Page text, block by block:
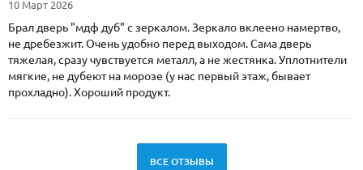
10 Март 2026
Брал дверь "мдф дуб" с зеркалом. Зеркало вклеено намертво,
не дребезжит. Очень удобно перед выходом. Сама дверь
тяжелая, сразу чувствуется металл, а не жестянка. Уплотнители
мягкие, не дубеют на морозе (у нас первый этаж, бывает
прохладно). Хороший продукт.
ВСЕ ОТЗЫВЫ